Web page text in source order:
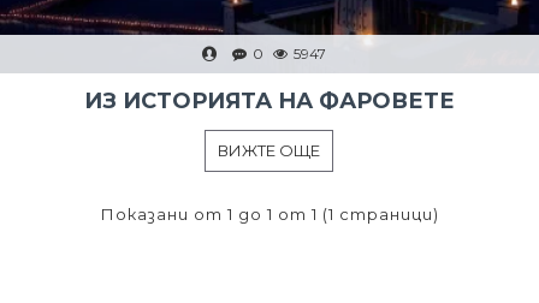
0 5947
ИЗ ИСТОРИЯТА НА ФАРОВЕТЕ
ВИЖТЕ ОЩЕ
Показани от 1 до 1 от 1 (1 страници)